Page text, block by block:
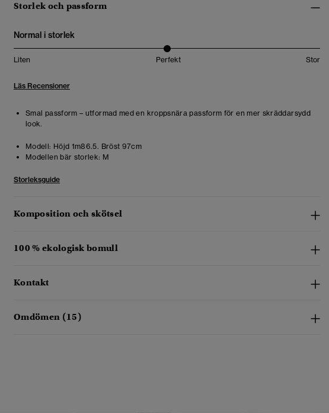
Storlek och passform
Normal i storlek
Liten Perfekt Stor
Läs Recensioner
Smal passform – utformad med en kroppsnära passform för en mer skräddarsydd
look.
Modell: Höjd 1m86.5. Bröst 97cm
Modellen bär storlek: M
Storleksguide
Komposition och skötsel
100 % ekologisk bomull
Kontakt
Omdömen (15)